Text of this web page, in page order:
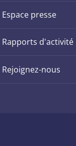
Espace presse
Rapports d'activité
Rejoignez-nous